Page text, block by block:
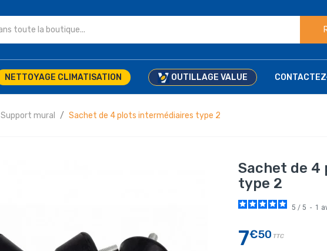
NETTOYAGE CLIMATISATION OUTILLAGE VALUE
Support mural Sachet de 4 plots intermédiaires type 2
Sachet de
type 2
5 / 5 - 1
7€50 TTC